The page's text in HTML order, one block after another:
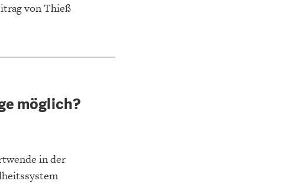
von Thieß
möglich?
in der